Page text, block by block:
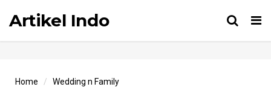
Artikel Indo
Home Wedding n Family